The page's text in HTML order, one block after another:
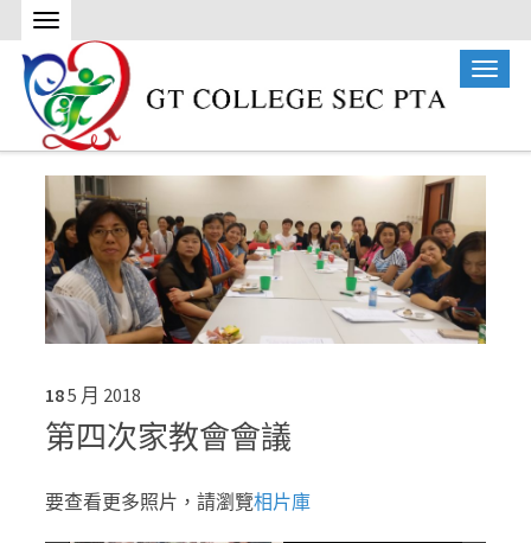
185 月 2018
第四次家教會會議
要查看更多照片，請瀏覽相片庫